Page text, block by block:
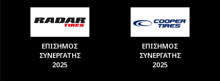
ΕΠΙΣΗΜΟΣ
ΣΥΝΕΡΓΑΤΗΣ
2025
ΕΠΙΣΗΜΟΣ
ΣΥΝΕΡΓΑΤΗΣ
2025